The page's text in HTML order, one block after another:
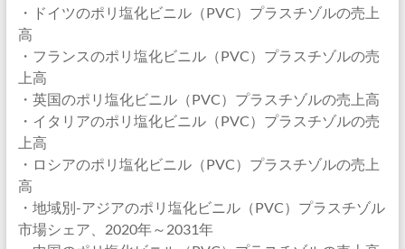
・ドイツのポリ塩化ビニル（PVC）プラスチゾルの売上
高
・フランスのポリ塩化ビニル（PVC）プラスチゾルの売
上高
・英国のポリ塩化ビニル（PVC）プラスチゾルの売上高
・イタリアのポリ塩化ビニル（PVC）プラスチゾルの売
上高
・ロシアのポリ塩化ビニル（PVC）プラスチゾルの売上
高
・地域別-アジアのポリ塩化ビニル（PVC）プラスチゾル
市場シェア、2020年～2031年